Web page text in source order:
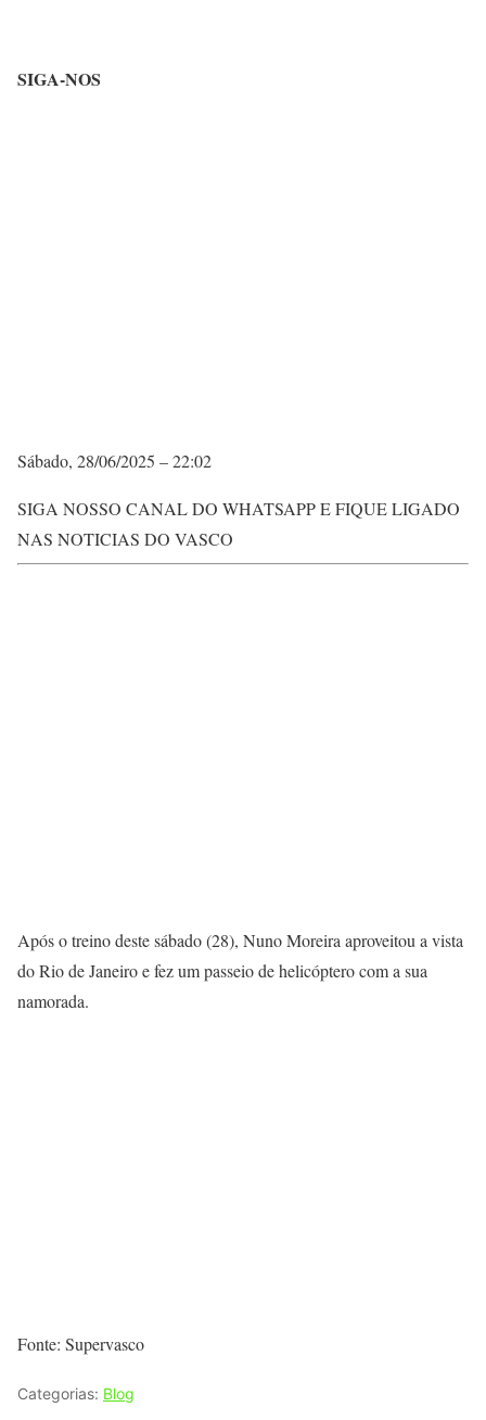
SIGA-NOS
Sábado, 28/06/2025 – 22:02
SIGA NOSSO CANAL DO WHATSAPP E FIQUE LIGADO
NAS NOTICIAS DO VASCO
Após o treino deste sábado (28), Nuno Moreira aproveitou a vista
do Rio de Janeiro e fez um passeio de helicóptero com a sua
namorada.
Fonte: Supervasco
Categorias: Blog